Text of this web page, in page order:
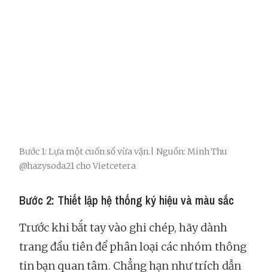
Bước 1: Lựa một cuốn sổ vừa vặn.| Nguồn: Minh Thu
@hazysoda21 cho Vietcetera
Bước 2: Thiết lập hệ thống ký hiệu và màu sắc
Trước khi bắt tay vào ghi chép, hãy dành
trang đầu tiên để phân loại các nhóm thông
tin bạn quan tâm. Chẳng hạn như trích dẫn